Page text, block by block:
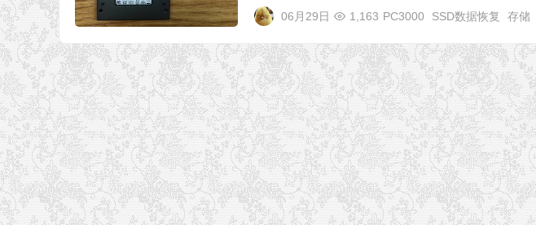
06月29日 1,163 PC3000 SSD数据恢复 存储